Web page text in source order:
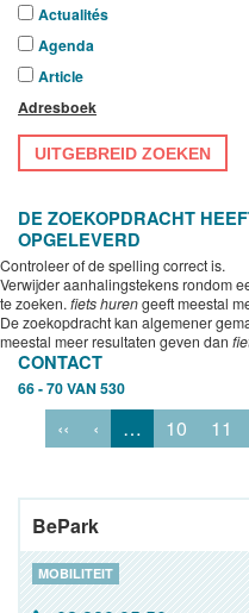
Actualités
Agenda
Article
Adresboek
UITGEBREID ZOEKEN
DE ZOEKOPDRACHT
OPGELEVERD
Controleer of de spelling correct is.
Verwijder aanhalingstekens rondom
te zoeken. fiets hurengeeft meestal
De zoekopdracht kan algemener
meestal meer resultaten geven dan
CONTACT
66 - 70 VAN 530
‹‹ ‹ … 10 11
BePark
MOBILITEIT